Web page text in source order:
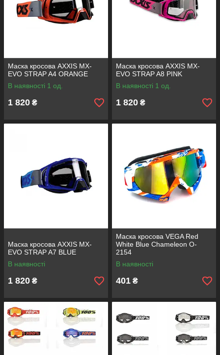
Маска кросова AXXIS MX-
EVO STRAP A4 ORANGE
В наявності 1 од.
1 820 ₴
Маска кросова AXXIS MX-
EVO STRAP A8 PINK
В наявності 1 од.
1 820 ₴
Маска кросова AXXIS MX-
EVO STRAP A7 BLUE
В наявності
1 820 ₴
Маска кросова VEGA Red
White Blue Chameleon O-
2154
В наявності
401 ₴